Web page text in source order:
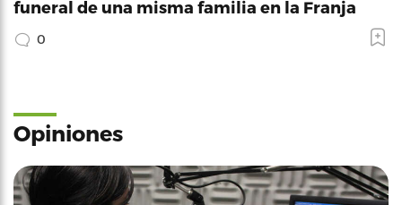
funeral de una misma familia en la Franja
0
Opiniones